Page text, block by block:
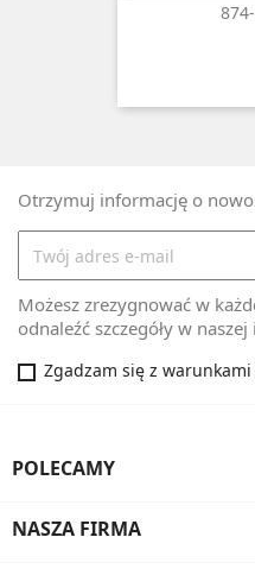
Otrzymuj informację o
Możesz zrezygnować w
odnaleźć szczegóły w
Zgadzam się z
POLECAMY
NASZA FIRMA